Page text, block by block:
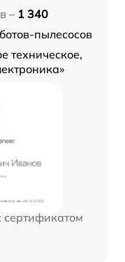
– 1 340
пылесосов
техническое,
сертификатом